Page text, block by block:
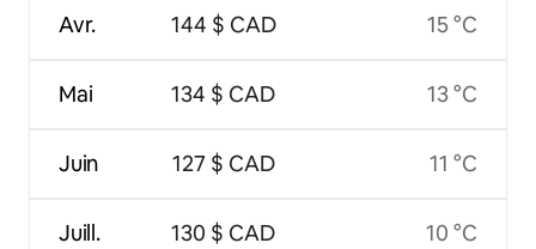
Avr.
Mai
Juin
Juill.
144 $ CAD
134 $ CAD
127 $ CAD
130 $ CAD
15 °C
13 °C
11 °C
10 °C